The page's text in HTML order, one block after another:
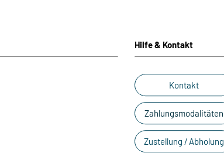
Hilfe & Kontakt
Kontakt
Zahlungsmodalitäten
Zustellung / Abholung